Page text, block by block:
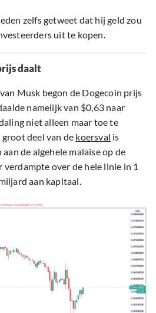
zelfs getweet dat hij geld zou
uit te kopen.
daalt
Musk begon de Dogecoin prijs
namelijk van $0,63 naar
niet alleen maar toe te
deel van de koersval is
de algehele malaise op de
over de hele linie in 1
aan kapitaal.